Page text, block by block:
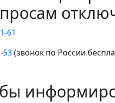
61
53(звонок по России